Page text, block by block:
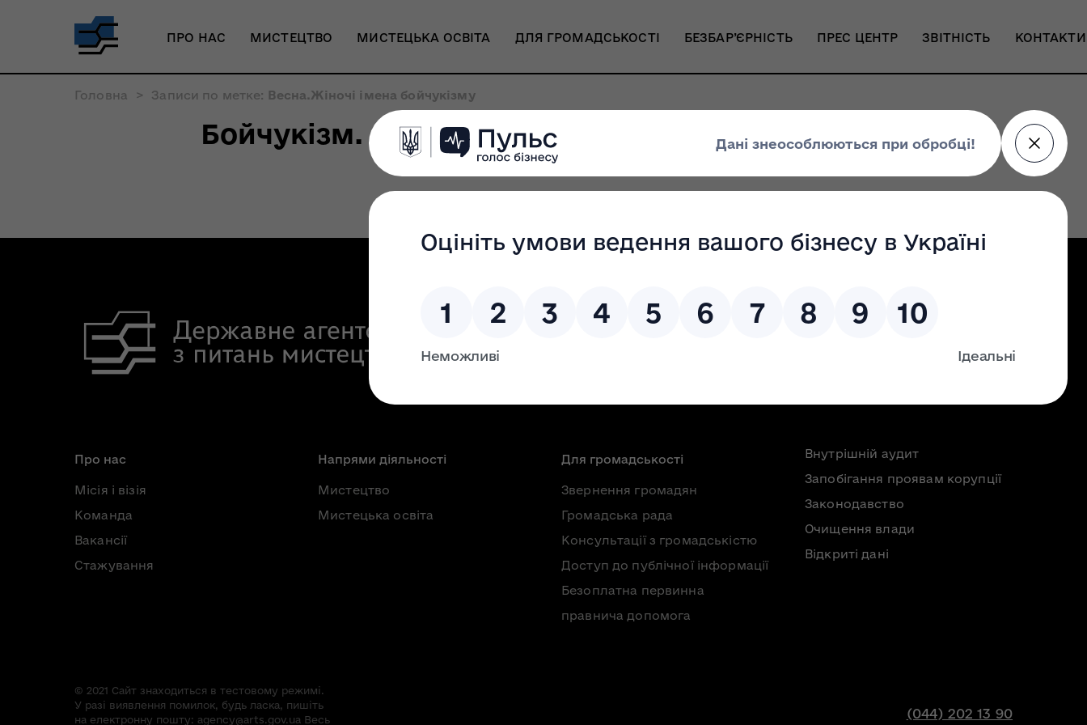
ПРО НАС МИСТЕЦТВО МИСТЕЦЬКА ОСВІТА ДЛЯ ГРОМАДСЬКОСТІ БЕЗБАР’ЄРНІСТЬ ПРЕС ЦЕНТР ЗВІТНІСТЬ КОНТАКТИ
Головна > Записи по метке: Весна.Жіночі імена бойчукізму
Бойчукізм. Знищений український модернізм
Налаштування доступності
Про нас
Місія і візія
Команда
Вакансії
Стажування
Напрями діяльності
Мистецтво
Мистецька освіта
Для громадськості
Звернення громадян
Громадська рада
Консультації з громадськістю
Доступ до публічної інформації
Безоплатна первинна
правнича допомога
Внутрішній аудит
Запобігання проявам корупції
Законодавство
Очищення влади
Відкриті дані
© 2021 Сайт знаходиться в тестовому режимі.
У разі виявлення помилок, будь ласка, пишіть
на електронну пошту: agency@arts.gov.ua Весь (044) 202 13 90